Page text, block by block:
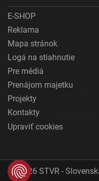
E-SHOP
Reklama
Mapa stránok
Logá na stiahnutie
Pre médiá
Prenájom majetku
Projekty
Kontakty
Upraviť cookies
© 2026 STVR -